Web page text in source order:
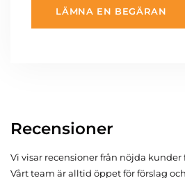
LÄMNA EN BEGÄRAN
Recensioner
Vi visar recensioner från nöjda kunder
Vårt team är alltid öppet för förslag